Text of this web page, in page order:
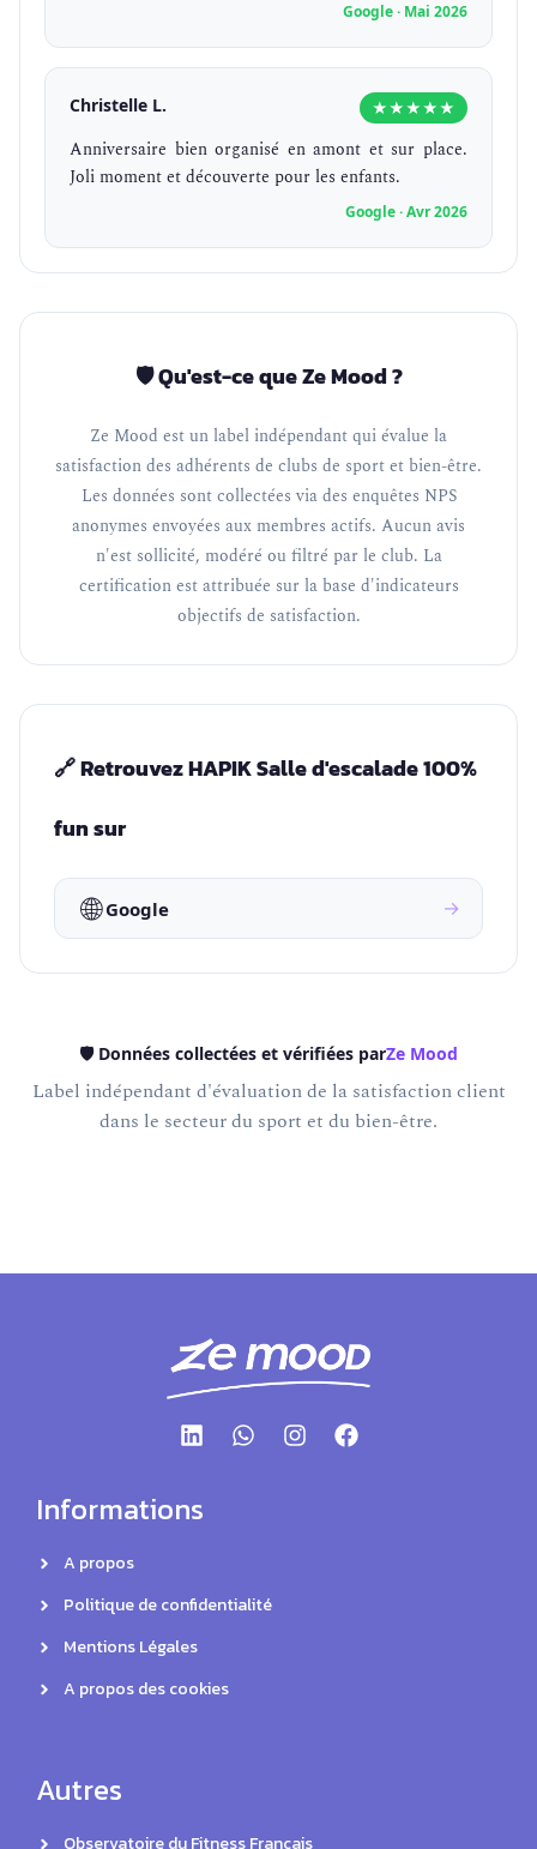
Google · Mai 2026
Christelle L. ★★★★★
Anniversaire bien organisé en amont et sur place.
Joli moment et découverte pour les enfants.
Google · Avr 2026
🛡️ Qu'est-ce que Ze Mood ?
Ze Mood est un label indépendant qui évalue la
satisfaction des adhérents de clubs de sport et bien-être.
Les données sont collectées via des enquêtes NPS
anonymes envoyées aux membres actifs. Aucun avis
n'est sollicité, modéré ou filtré par le club. La
certification est attribuée sur la base d'indicateurs
objectifs de satisfaction.
🔗 Retrouvez HAPIK Salle d'escalade 100%
fun sur
🌐 Google →
🛡️ Données collectées et vérifiées parZe Mood
Label indépendant d'évaluation de la satisfaction client
dans le secteur du sport et du bien-être.
Informations
A propos
Politique de confidentialité
Mentions Légales
A propos des cookies
Autres
Observatoire du Fitness Français